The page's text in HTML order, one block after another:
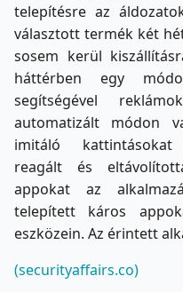
telepítésre az
választott termék két
sosem kerül
háttérben egy
segítségével
automatizált módon
imitáló kattintásokat
reagált és
appokat az
telepített káros
eszközein. Az érintett
(securityaffairs.co)